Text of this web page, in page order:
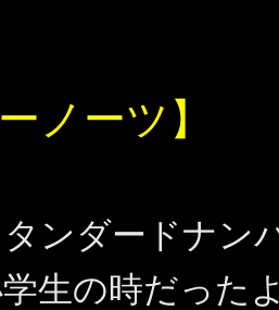
ノーツ】
ンダードナン
生の時だった